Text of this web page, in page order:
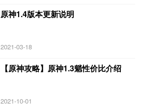
原神1.4版本更新说明
2021-03-18
【原神攻略】原神1.3魈性价比介绍
2021-10-01